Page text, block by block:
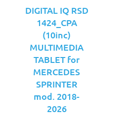
DIGITAL IQ RSD
1424_CPA
(10inc)
MULTIMEDIA
TABLET for
MERCEDES
SPRINTER
mod. 2018-
2026